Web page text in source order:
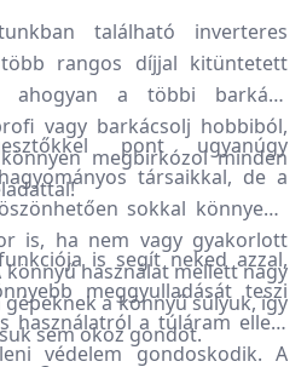
található inverteres
rangos díjjal kitüntetett
ahogyan a többi barkács
vagy barkácsolj hobbiból,
megbirkózol minden
pont ugyanúgy
társaikkal, de a
sokkal könnyebb
is, ha nem vagy gyakorlott
használat mellett nagy
a könnyű súlyuk, így
sem okoz gondot.
is segít neked azzal,
meggyulladását teszi
használatról a túláram elleni
védelem gondoskodik. A